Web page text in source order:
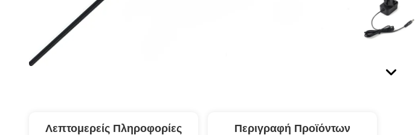
Λεπτομερείς Πληροφορίες Περιγραφή Προϊόντων